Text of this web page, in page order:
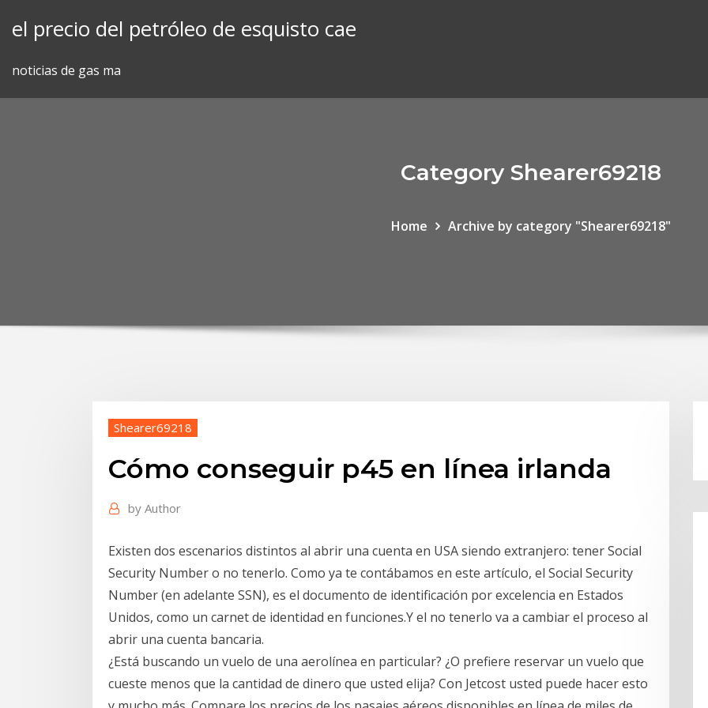
el precio del petróleo de esquisto cae
noticias de gas ma
Category Shearer69218
Home Archive by category "Shearer69218"
Shearer69218
Cómo conseguir p45 en línea irlanda
by Author
Existen dos escenarios distintos al abrir una cuenta en USA siendo extranjero: tener Social
Security Number o no tenerlo. Como ya te contábamos en este artículo, el Social Security
Number (en adelante SSN), es el documento de identificación por excelencia en Estados
Unidos, como un carnet de identidad en funciones.Y el no tenerlo va a cambiar el proceso al
abrir una cuenta bancaria.
¿Está buscando un vuelo de una aerolínea en particular? ¿O prefiere reservar un vuelo que
cueste menos que la cantidad de dinero que usted elija? Con Jetcost usted puede hacer esto